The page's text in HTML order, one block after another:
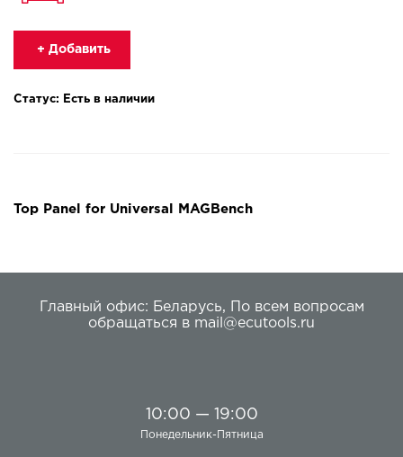
+ Добавить
Статус: Есть в наличии
Top Panel for Universal MAGBench
Главный офис: Беларусь,
По всем вопросам
обращаться в mail@ecutools.ru
10:00 — 19:00
Понедельник-Пятница